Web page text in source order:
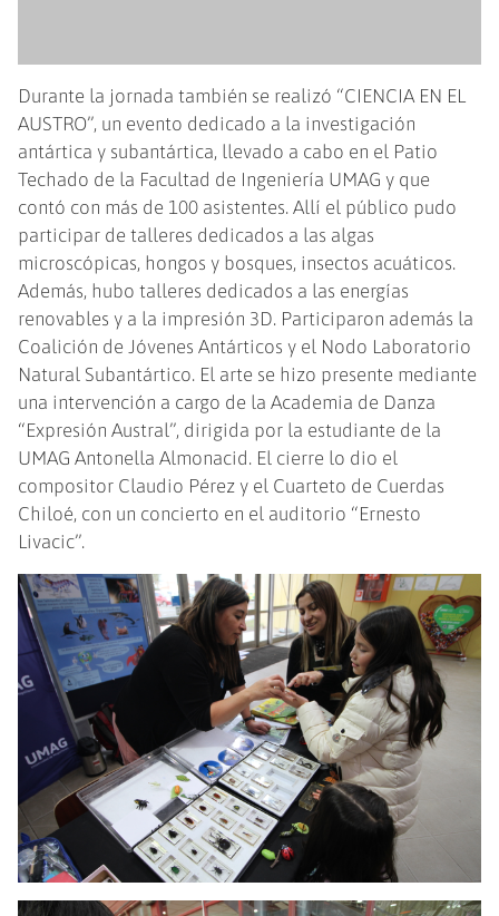
microscópicas, hongos y bosques, insectos acuáticos.
Además, hubo talleres dedicados a las energías
renovables y a la impresión 3D. Participaron además la
Coalición de Jóvenes Antárticos y el Nodo Laboratorio
Natural Subantártico. El arte se hizo presente mediante
una intervención a cargo de la Academia de Danza
“Expresión Austral”, dirigida por la estudiante de la
UMAG Antonella Almonacid. El cierre lo dio el
compositor Claudio Pérez y el Cuarteto de Cuerdas
Chiloé, con un concierto en el auditorio “Ernesto
Livacic”.